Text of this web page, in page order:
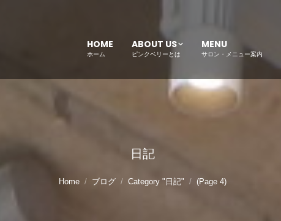
HOME
ホーム
ABOUT US
ピンクベリーとは
MENU
サロン・メニュー案内
日記
Home ブログ Category "日記" (Page 4)